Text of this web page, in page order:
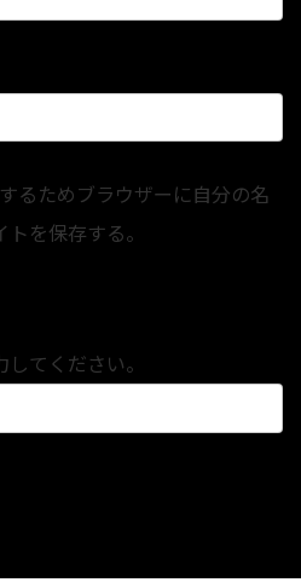
るためブラウザーに自分の名
を保存する。
てください。